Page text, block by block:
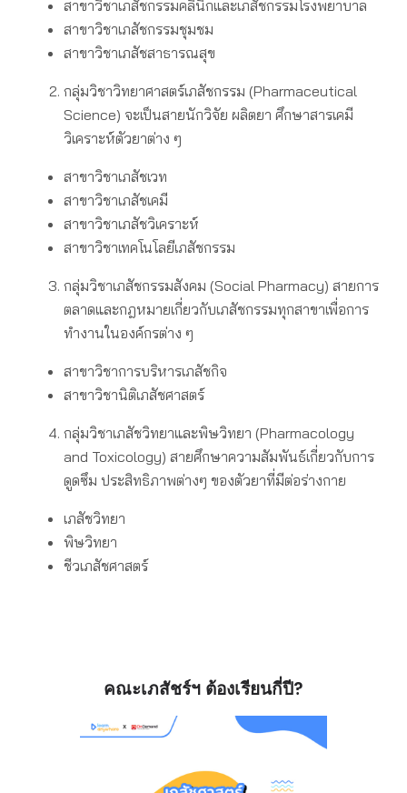
สาขาวิชาเภสัชกรรมคลินิกและเภสัชกรรมโรงพยาบาล
สาขาวิชาเภสัชกรรมชุมชม
สาขาวิชาเภสัชสาธารณสุข
กลุ่มวิชาวิทยาศาสตร์เภสัชกรรม (Pharmaceutical
Science) จะเป็นสายนักวิจัย ผลิตยา ศึกษาสารเคมี
วิเคราะห์ตัวยาต่าง ๆ
สาขาวิชาเภสัชเวท
สาขาวิชาเภสัชเคมี
สาขาวิชาเภสัชวิเคราะห์
สาขาวิชาเทคโนโลยีเภสัชกรรม
กลุ่มวิชาเภสัชกรรมสังคม (Social Pharmacy) สายการ
ตลาดและกฎหมายเกี่ยวกับเภสัชกรรมทุกสาขาเพื่อการ
ทำงานในองค์กรต่าง ๆ
สาขาวิชาการบริหารเภสัชกิจ
สาขาวิชานิติเภสัชศาสตร์
กลุ่มวิชาเภสัชวิทยาและพิษวิทยา (Pharmacology
and Toxicology) สายศึกษาความสัมพันธ์เกี่ยวกับการ
ดูดซึม ประสิทธิภาพต่างๆ ของตัวยาที่มีต่อร่างกาย
เภสัชวิทยา
พิษวิทยา
ชีวเภสัชศาสตร์
คณะเภสัชร์ฯ ต้องเรียนกี่ปี?